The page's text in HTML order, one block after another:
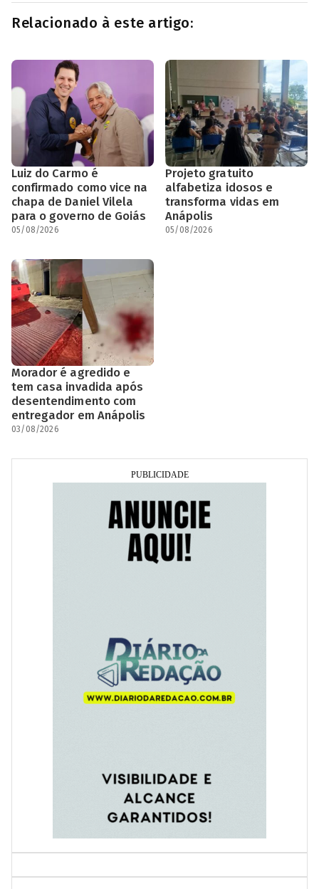
Relacionado à este artigo:
Luiz do Carmo é
confirmado como vice na
chapa de Daniel Vilela
para o governo de Goiás
05/08/2026
Projeto gratuito
alfabetiza idosos e
transforma vidas em
Anápolis
05/08/2026
Morador é agredido e
tem casa invadida após
desentendimento com
entregador em Anápolis
03/08/2026